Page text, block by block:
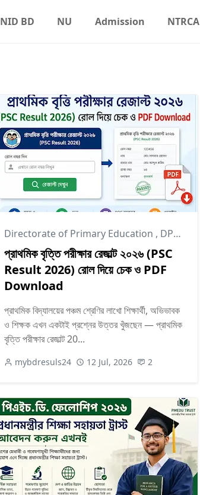
NID BD NU Admission NTRCA
Directorate of Primary Education , DPE
প্রাথমিক বৃত্তি পরীক্ষার রেজাল্ট ২০২৬ (PSC
Result 2026) রোল দিয়ে চেক ও PDF
Download
প্রাথমিক বিদ্যালয়ের পঞ্চম শ্রেণির লাখো শিক্ষার্থী, অভিভাবক
ও শিক্ষক এখন একটাই প্রশ্নের উত্তর খুঁজছেন — প্রাথমিক
বৃত্তি পরীক্ষার রেজাল্ট 20...
mybdresuls24 12 Jul, 2026 2